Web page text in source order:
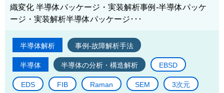
織変化 半導体パッケージ・実装解析事例-半導体パッケ
ージ・実装解析半導体パッケージ･･･
半導体解析 事例-故障解析手法
半導体 半導体の分析・構造解析 EBSD
EDS FIB Raman SEM 3次元